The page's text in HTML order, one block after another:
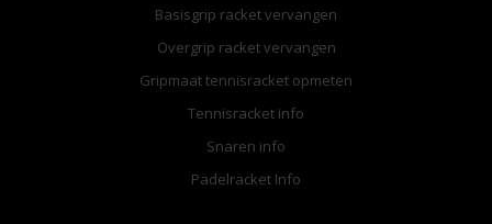
Basisgrip racket vervangen
Overgrip racket vervangen
Gripmaat tennisracket opmeten
Tennisracket info
Snaren info
Padelracket Info